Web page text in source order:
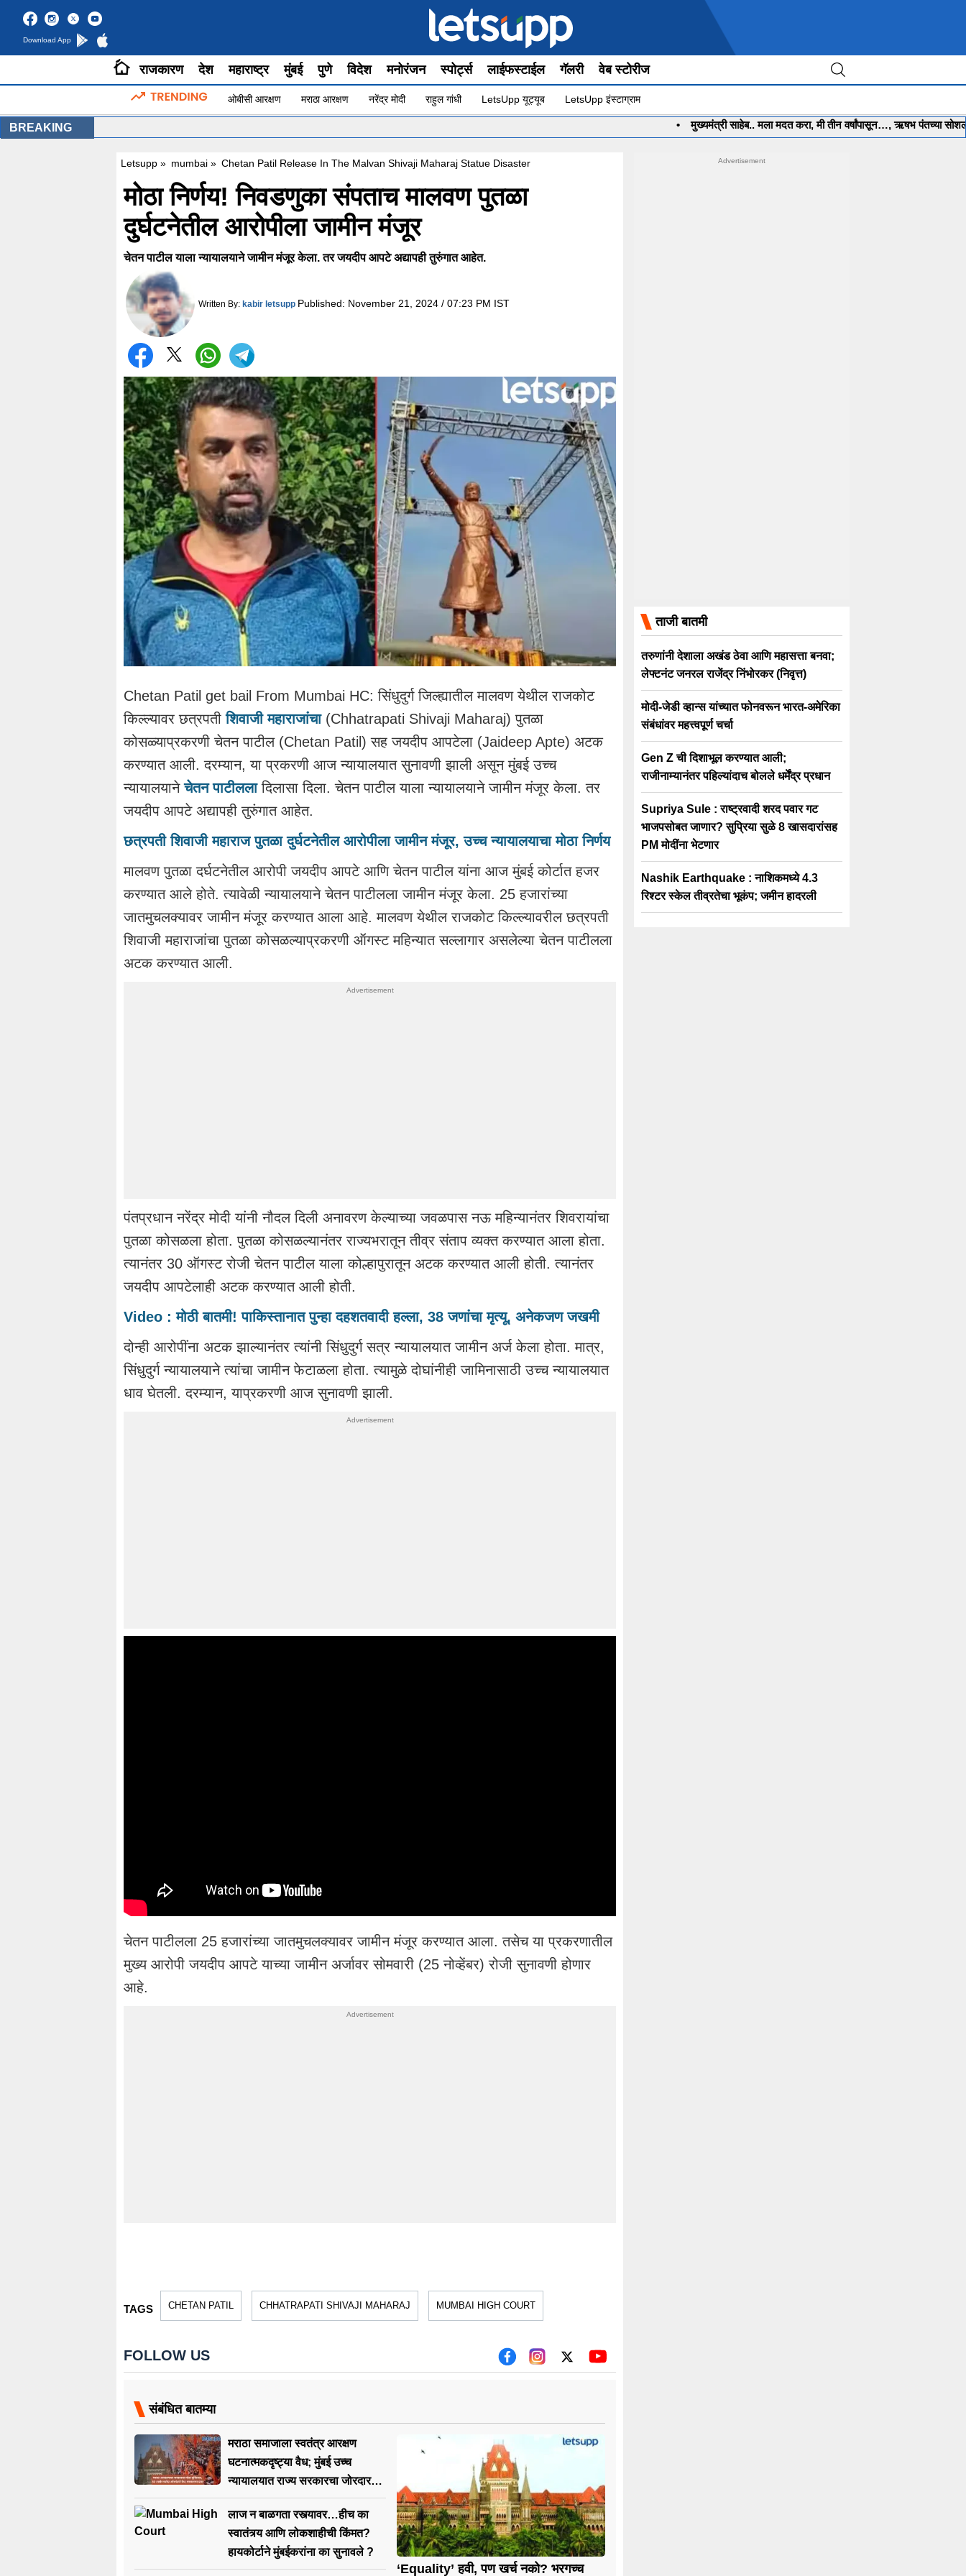
Download App
राजकारण देश महाराष्ट्र मुंबई पुणे विदेश मनोरंजन स्पोर्ट्स लाईफस्टाईल गॅलरी वेब स्टोरीज
ओबीसी आरक्षण मराठा आरक्षण नरेंद्र मोदी राहुल गांधी LetsUpp यूट्यूब LetsUpp इंस्टाग्राम
BREAKING मुख्यमंत्री साहेब.. मला मदत करा, मी तीन वर्षांपासून…, ऋषभ पंतच्या सोशल मीडिया
Letsupp » mumbai » Chetan Patil Release In The Malvan Shivaji Maharaj Statue Disaster
मोठा निर्णय! निवडणुका संपताच मालवण पुतळा
दुर्घटनेतील आरोपीला जामीन मंजूर
चेतन पाटील याला न्यायालयाने जामीन मंजूर केला. तर जयदीप आपटे अद्यापही तुरुंगात आहेत.
Written By: kabir letsupp Published: November 21, 2024 / 07:23 PM IST
Chetan Patil get bail From Mumbai HC: सिंधुदुर्ग जिल्ह्यातील मालवण येथील राजकोट
किल्ल्यावर छत्रपतीशिवाजी महाराजांचा (Chhatrapati Shivaji Maharaj) पुतळा
कोसळ्याप्रकरणी चेतन पाटील (Chetan Patil) सह जयदीप आपटेला (Jaideep Apte) अटक
करण्यात आली. दरम्यान, या प्रकरणी आज न्यायालयात सुनावणी झाली असून मुंबई उच्च
न्यायालयानेचेतन पाटीललादिलासा दिला. चेतन पाटील याला न्यायालयाने जामीन मंजूर केला. तर
जयदीप आपटे अद्यापही तुरुंगात आहेत.
छत्रपती शिवाजी महाराज पुतळा दुर्घटनेतील आरोपीला जामीन मंजूर, उच्च न्यायालयाचा मोठा निर्णय
मालवण पुतळा दर्घटनेतील आरोपी जयदीप आपटे आणि चेतन पाटील यांना आज मुंबई कोर्टात हजर
करण्यात आले होते. त्यावेळी न्यायालयाने चेतन पाटीलला जामीन मंजूर केला. 25 हजारांच्या
जातमुचलक्यावर जामीन मंजूर करण्यात आला आहे. मालवण येथील राजकोट किल्ल्यावरील छत्रपती
शिवाजी महाराजांचा पुतळा कोसळल्याप्रकरणी ऑगस्ट महिन्यात सल्लागार असलेल्या चेतन पाटीलला
अटक करण्यात आली.
पंतप्रधान नरेंद्र मोदी यांनी नौदल दिली अनावरण केल्याच्या जवळपास नऊ महिन्यानंतर शिवरायांचा
पुतळा कोसळला होता. पुतळा कोसळल्यानंतर राज्यभरातून तीव्र संताप व्यक्त करण्यात आला होता.
त्यानंतर 30 ऑगस्ट रोजी चेतन पाटील याला कोल्हापुरातून अटक करण्यात आली होती. त्यानंतर
जयदीप आपटेलाही अटक करण्यात आली होती.
Video : मोठी बातमी! पाकिस्तानात पुन्हा दहशतवादी हल्ला, 38 जणांचा मृत्यू, अनेकजण जखमी
दोन्ही आरोपींना अटक झाल्यानंतर त्यांनी सिंधुदुर्ग सत्र न्यायालयात जामीन अर्ज केला होता. मात्र,
सिंधुदुर्ग न्यायालयाने त्यांचा जामीन फेटाळला होता. त्यामुळे दोघांनीही जामिनासाठी उच्च न्यायालयात
धाव घेतली. दरम्यान, याप्रकरणी आज सुनावणी झाली.
चेतन पाटीलला 25 हजारांच्या जातमुचलक्यावर जामीन मंजूर करण्यात आला. तसेच या प्रकरणातील
मुख्य आरोपी जयदीप आपटे याच्या जामीन अर्जावर सोमवारी (25 नोव्हेंबर) रोजी सुनावणी होणार
आहे.
TAGS CHETAN PATIL CHHATRAPATI SHIVAJI MAHARAJ MUMBAI HIGH COURT
FOLLOW US
संबंधित बातम्या
मराठा समाजाला स्वतंत्र आरक्षण
घटनात्मकदृष्ट्या वैध; मुंबई उच्च
न्यायालयात राज्य सरकारचा जोरदार
युक्तिवाद
लाज न बाळगता रस्त्यावर…हीच का
स्वातंत्र्य आणि लोकशाहीची किंमत?
हायकोर्टाने मुंबईकरांना का सुनावले ?
‘Equality’ हवी, पण खर्च नको? भरगच्च
ताजी बातमी
तरुणांनी देशाला अखंड ठेवा आणि महासत्ता बनवा;
लेफ्टनंट जनरल राजेंद्र निंभोरकर (निवृत्त)
मोदी-जेडी व्हान्स यांच्यात फोनवरून भारत-अमेरिका
संबंधांवर महत्त्वपूर्ण चर्चा
Gen Z ची दिशाभूल करण्यात आली;
राजीनाम्यानंतर पहिल्यांदाच बोलले धर्मेंद्र प्रधान
Supriya Sule : राष्ट्रवादी शरद पवार गट
भाजपसोबत जाणार? सुप्रिया सुळे 8 खासदारांसह
PM मोदींना भेटणार
Nashik Earthquake : नाशिकमध्ये 4.3
रिश्टर स्केल तीव्रतेचा भूकंप; जमीन हादरली